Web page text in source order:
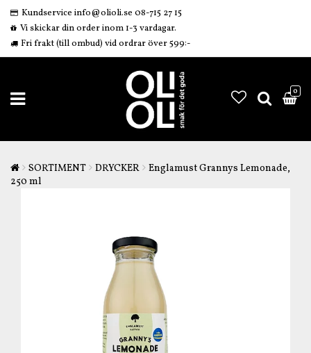
Kundservice info@olioli.se 08-715 27 15
Vi skickar din order inom 1-3 vardagar.
Fri frakt (till ombud) vid ordrar över 599:-
0
SORTIMENT DRYCKER
Englamust Grannys Lemonade,
250 ml